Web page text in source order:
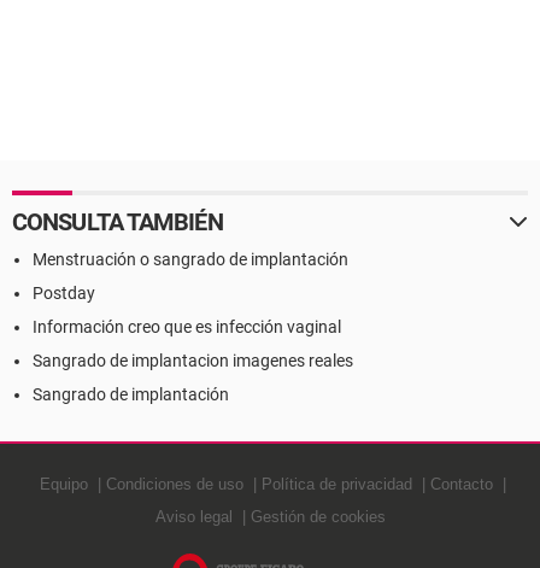
CONSULTA TAMBIÉN
Menstruación o sangrado de implantación
Postday
Información creo que es infección vaginal
Sangrado de implantacion imagenes reales
Sangrado de implantación
Equipo Condiciones de uso Política de privacidad
Contacto
Aviso legal
Gestión de cookies